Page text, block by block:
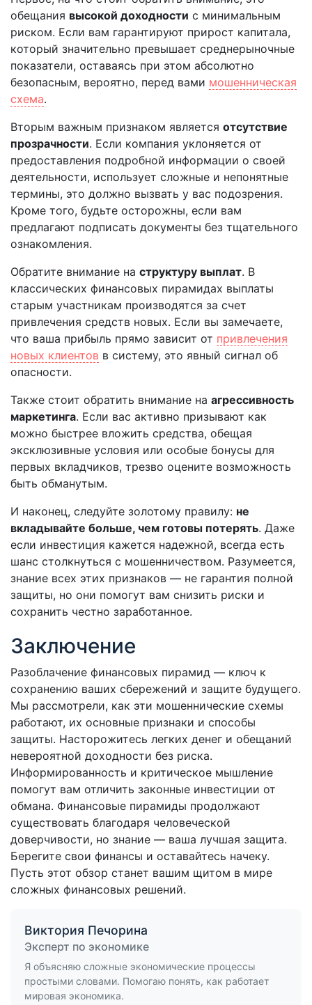
обещания высокой доходности с минимальным
риском. Если вам гарантируют прирост капитала,
который значительно превышает среднерыночные
показатели, оставаясь при этом абсолютно
безопасным, вероятно, перед вами мошенническая
схема.
Вторым важным признаком является отсутствие
прозрачности. Если компания уклоняется от
предоставления подробной информации о своей
деятельности, использует сложные и непонятные
термины, это должно вызвать у вас подозрения.
Кроме того, будьте осторожны, если вам
предлагают подписать документы без тщательного
ознакомления.
Обратите внимание на структуру выплат. В
классических финансовых пирамидах выплаты
старым участникам производятся за счет
привлечения средств новых. Если вы замечаете,
что ваша прибыль прямо зависит от привлечения
новых клиентов в систему, это явный сигнал об
опасности.
Также стоит обратить внимание на агрессивность
маркетинга. Если вас активно призывают как
можно быстрее вложить средства, обещая
эксклюзивные условия или особые бонусы для
первых вкладчиков, трезво оцените возможность
быть обманутым.
И наконец, следуйте золотому правилу: не
вкладывайте больше, чем готовы потерять. Даже
если инвестиция кажется надежной, всегда есть
шанс столкнуться с мошенничеством. Разумеется,
знание всех этих признаков — не гарантия полной
защиты, но они помогут вам снизить риски и
сохранить честно заработанное.
Заключение
Разоблачение финансовых пирамид — ключ к
сохранению ваших сбережений и защите будущего.
Мы рассмотрели, как эти мошеннические схемы
работают, их основные признаки и способы
защиты. Насторожитесь легких денег и обещаний
невероятной доходности без риска.
Информированность и критическое мышление
помогут вам отличить законные инвестиции от
обмана. Финансовые пирамиды продолжают
существовать благодаря человеческой
доверчивости, но знание — ваша лучшая защита.
Берегите свои финансы и оставайтесь начеку.
Пусть этот обзор станет вашим щитом в мире
сложных финансовых решений.
Виктория Печорина
Эксперт по экономике
Я объясняю сложные экономические процессы
простыми словами. Помогаю понять, как работает
мировая экономика.